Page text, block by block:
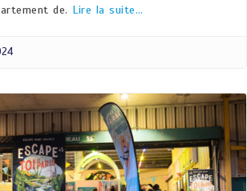
de. Lire la suite…